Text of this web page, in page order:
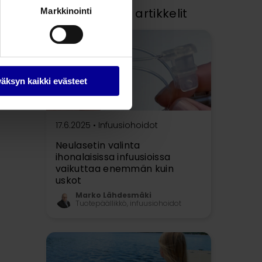
Markkinointi
kaikki evästeet
Suositellut artikkelit
17.6.2025 • Infuusiohoidot
Neulasetin valinta
ihonalaisissa infuusioissa
vaikuttaa enemmän kuin
uskot
Marko Lähdesmäki
Tuotepäällikkö, infuusiohoidot